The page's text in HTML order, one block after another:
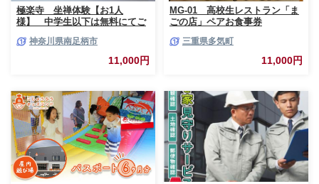
極楽寺 坐禅体験【お1人
様】 中学生以下は無料にてご
奈川県 南足柄市 】
神奈川県南足柄市
11,000円
MG-01 高校生レストラン「ま
ごの店」ペアお食事券
三重県多気町
11,000円